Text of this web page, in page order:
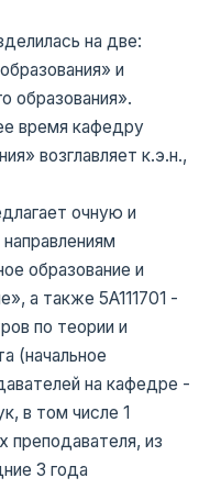
на две:
и
образования».
время кафедру
возглавляет к.э.н.,
очную и
образование и
а также 5A111701 -
по теории и
(начальное
на кафедре -
в том числе 1
преподавателя, из
3 года